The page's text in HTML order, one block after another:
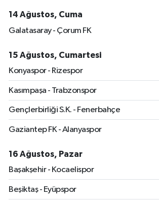
14 Ağustos, Cuma
Galatasaray - Çorum FK
15 Ağustos, Cumartesi
Konyaspor - Rizespor
Kasımpaşa - Trabzonspor
Gençlerbirliği S.K. - Fenerbahçe
Gaziantep FK - Alanyaspor
16 Ağustos, Pazar
Başakşehir - Kocaelispor
Beşiktaş - Eyüpspor